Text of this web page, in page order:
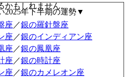
かもしれません。
2025年下半期の運勢▼
座 ／銀の羅針盤座
座 ／銀のインディアン座
座 ／銀の鳳凰座
座 ／銀の時計座
座 ／銀のカメレオン座